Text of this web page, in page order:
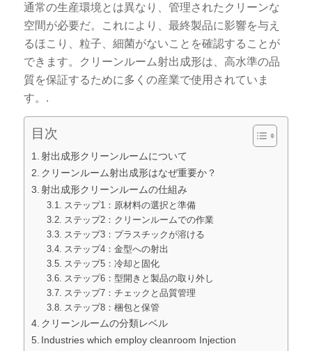
通常の生産環境とは異なり、管理されたクリーンな
空間が必要だ。これにより、最終製品に影響を与え
るほこり、粒子、細菌がないことを確認することが
できます。クリーンルーム射出成形は、高水準の品
質を保証するために多くの産業で使用されていま
す。.
目次
射出成形クリーンルームについて
クリーンルーム射出成形はなぜ重要か？
射出成形クリーンルームの仕組み
ステップ1：原材料の選択と準備
ステップ2：クリーンルームでの作業
ステップ3：プラスチックが溶ける
ステップ4：金型への射出
ステップ5：冷却と固化
ステップ6：型開きと製品の取り外し
ステップ7：チェックと品質管理
ステップ8：梱包と保管
クリーンルームの分類レベル
Industries which employ cleanroom Injection